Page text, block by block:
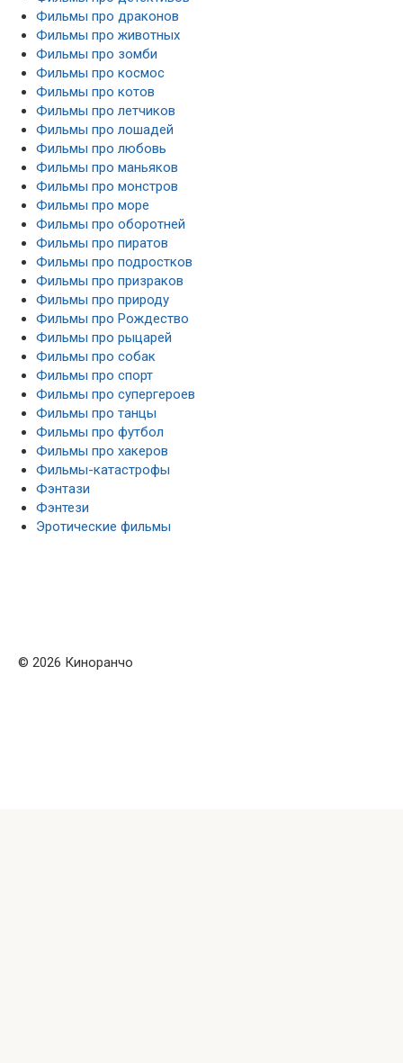
Фильмы про драконов
Фильмы про животных
Фильмы про зомби
Фильмы про космос
Фильмы про котов
Фильмы про летчиков
Фильмы про лошадей
Фильмы про любовь
Фильмы про маньяков
Фильмы про монстров
Фильмы про море
Фильмы про оборотней
Фильмы про пиратов
Фильмы про подростков
Фильмы про призраков
Фильмы про природу
Фильмы про Рождество
Фильмы про рыцарей
Фильмы про собак
Фильмы про спорт
Фильмы про супергероев
Фильмы про танцы
Фильмы про футбол
Фильмы про хакеров
Фильмы-катастрофы
Фэнтази
Фэнтези
Эротические фильмы
© 2026 Киноранчо